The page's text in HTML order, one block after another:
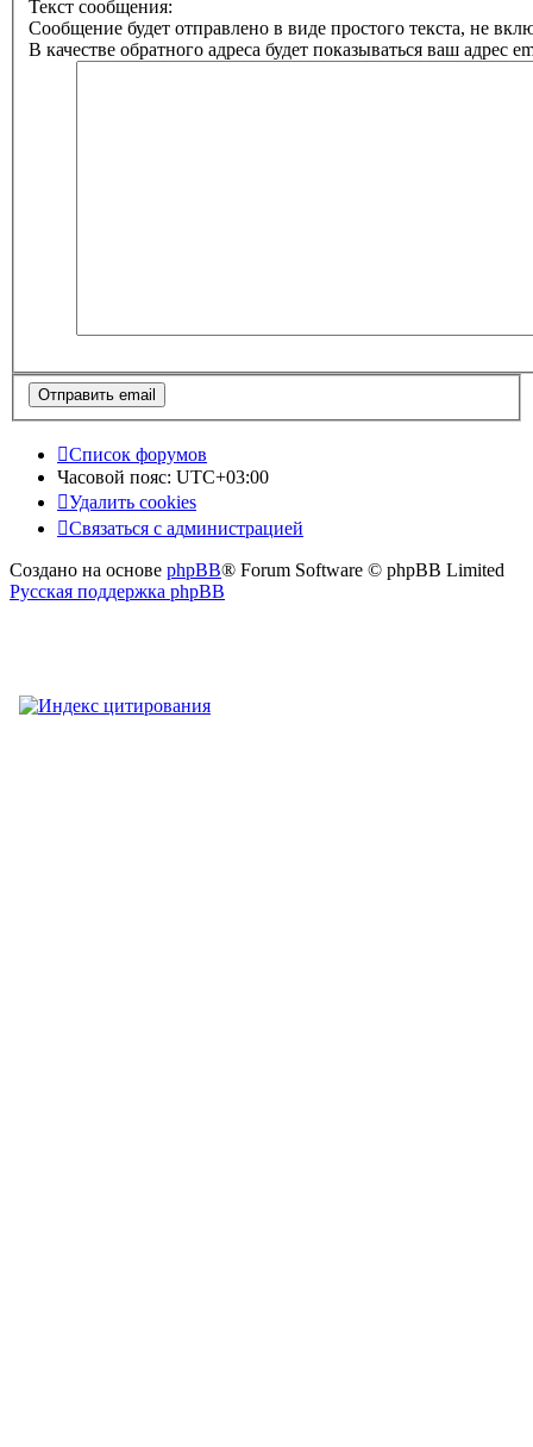
Текст сообщения:
Сообщение будет отправлено в виде простого текста, не
В качестве обратного адреса будет показываться ваш адрес
Список форумов
Часовой пояс: UTC+03:00
Удалить cookies
Связаться
администрацией
Связаться с администрацией
Создано на основе phpBB® Forum Software © phpBB Limited
Русская поддержка phpBB